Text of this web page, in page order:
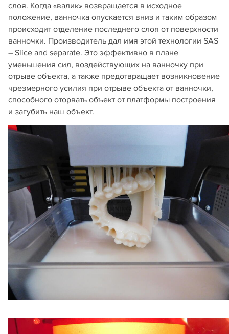
слоя. Когда «валик» возвращается в исходное
положение, ванночка опускается вниз и таким образом
происходит отделение последнего слоя от поверхности
ванночки. Производитель дал имя этой технологии SAS
– Slice and separate. Это эффективно в плане
уменьшения сил, воздействующих на ванночку при
отрыве объекта, а также предотвращает возникновение
чрезмерного усилия при отрыве объекта от ванночки,
способного оторвать объект от платформы построения
и загубить наш объект.